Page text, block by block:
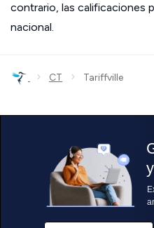
contrario, las calificaciones
nacional.
› CT › Tariffville